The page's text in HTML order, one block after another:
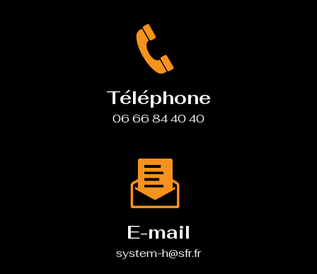
Téléphone
06 66 84 40 40
E-mail
system-h@sfr.fr